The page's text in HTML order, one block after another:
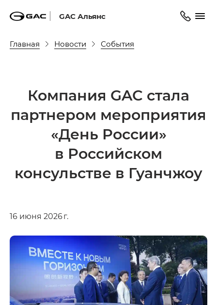
GAC Альянс
Главная Новости События
Компания GAC стала
партнером мероприятия
«День России»
в Российском
консульстве в Гуанчжоу
16 июня 2026 г.